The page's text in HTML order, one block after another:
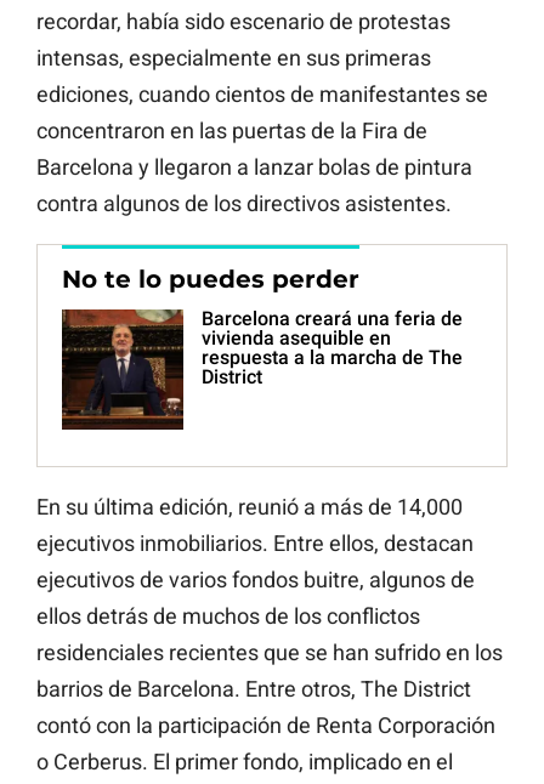
recordar, había sido escenario de protestas
intensas, especialmente en sus primeras
ediciones, cuando cientos de manifestantes se
concentraron en las puertas de la Fira de
Barcelona y llegaron a lanzar bolas de pintura
contra algunos de los directivos asistentes.
No te lo puedes perder
Barcelona creará una feria de
vivienda asequible en
respuesta a la marcha de The
District
En su última edición, reunió a más de 14,000
ejecutivos inmobiliarios. Entre ellos, destacan
ejecutivos de varios fondos buitre, algunos de
ellos detrás de muchos de los conflictos
residenciales recientes que se han sufrido en los
barrios de Barcelona. Entre otros, The District
contó con la participación de Renta Corporación
o Cerberus. El primer fondo, implicado en el